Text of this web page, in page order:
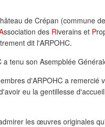
de Crépan (commune
ssociation des Riverains et P
dit l'ARPOHC.
d'ARPOHC a remercié
eu la gentillesse
les œuvres originales